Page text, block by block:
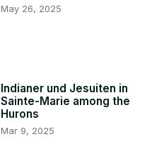
May 26, 2025
Indianer und Jesuiten in
Sainte-Marie among the
Hurons
Mar 9, 2025